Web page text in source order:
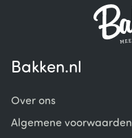
Bakken.nl
Over ons
Algemene voorwaarden